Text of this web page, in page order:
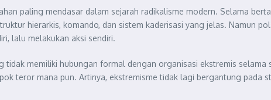
paling mendasar dalam sejarah radikalisme modern. Selama
hierarkis, komando, dan sistem kaderisasi yang jelas. Namun
lalu melakukan aksi sendiri.
tidak memiliki hubungan formal dengan organisasi ekstremis selama
teror mana pun. Artinya, ekstremisme tidak lagi bergantung pada